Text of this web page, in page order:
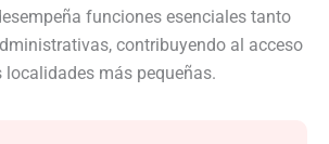
funciones esenciales tanto
contribuyendo al acceso
más pequeñas.